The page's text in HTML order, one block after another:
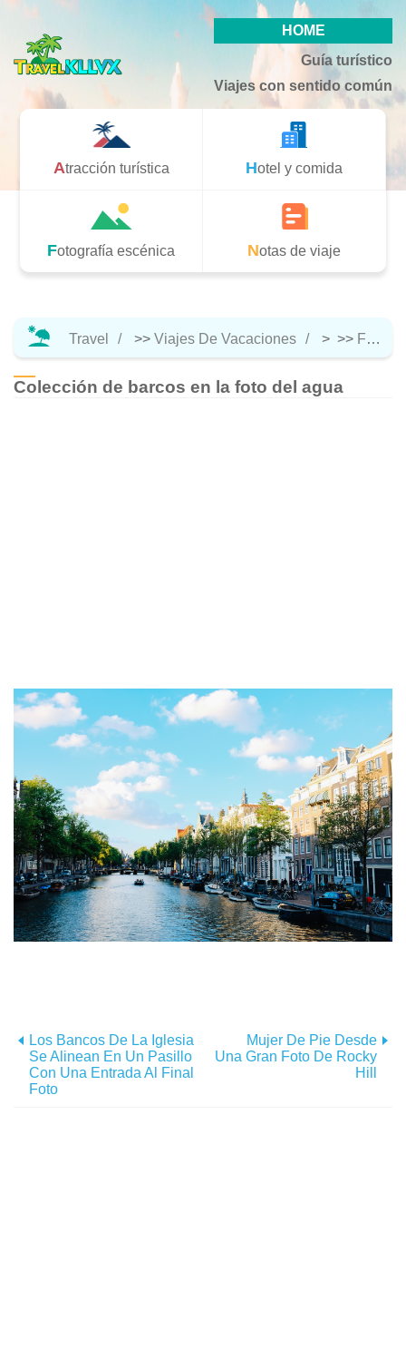
HOME
Guía turístico
Viajes con sentido común
Atracción turística Hotel y comida
Fotografía escénica Notas de viaje
Travel >> Viajes De Vacaciones > >> Fotografía Escénica
Colección de barcos en la foto del agua
Los Bancos De La Iglesia
Se Alinean En Un Pasillo
Con Una Entrada Al Final
Foto
Mujer De Pie Desde
Una Gran Foto De Rocky
Hill